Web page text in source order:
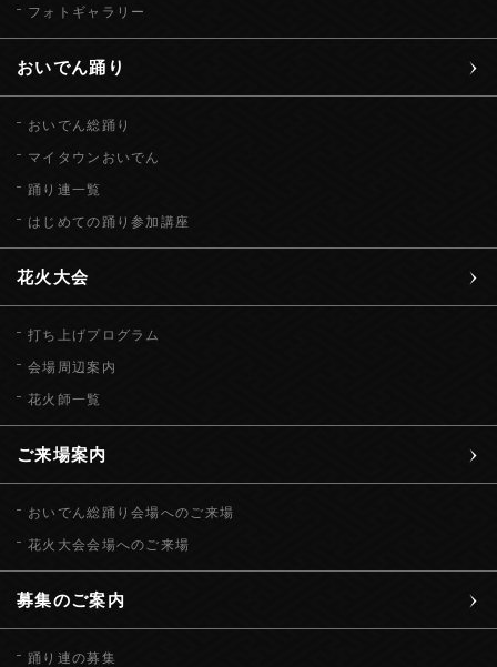
フォトギャラリー
おいでん踊り
おいでん総踊り
マイタウンおいでん
踊り連一覧
はじめての踊り参加講座
花火大会
打ち上げプログラム
会場周辺案内
花火師一覧
ご来場案内
おいでん総踊り会場へのご来場
花火大会会場へのご来場
募集のご案内
踊り連の募集